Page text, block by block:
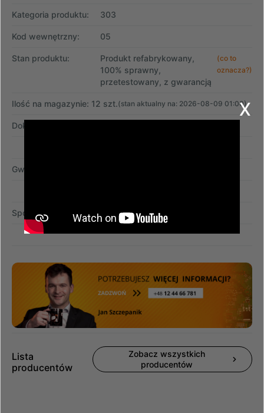
Kategoria produktu: 303
Kod wewnętrzny: 05
Stan produktu:
Produkt refabrykowany,
100% sprawny,
przetestowany, z gwarancją
(co to
oznacza?)
Ilość na magazynie: 12 szt.(stan aktualny na: 2026-08-09 01:00)
Dokument zakupu:
Gwarancja:
Sposób dostawy: przesyłka kurierska
Lista
producentów
Zobacz wszystkich
producentów
x